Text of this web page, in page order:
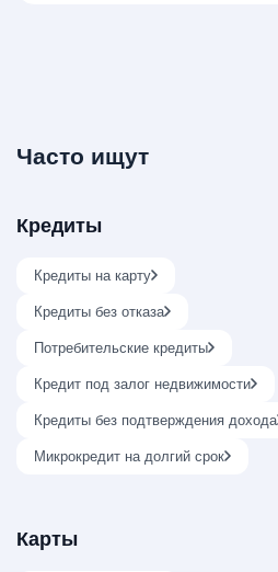
Часто ищут
Кредиты
Кредиты на карту
Кредиты без отказа
Потребительские кредиты
Кредит под залог недвижимости
Кредиты без подтверждения дохода
Микрокредит на долгий срок
Карты